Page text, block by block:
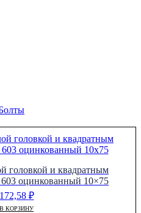
головкой и квадратным
оцинкованный 10×75
172,58 ₽
В КОРЗИНУ